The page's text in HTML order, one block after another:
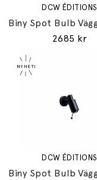
DCW ÉDITIONS
2685 kr
DCW ÉDITIONS